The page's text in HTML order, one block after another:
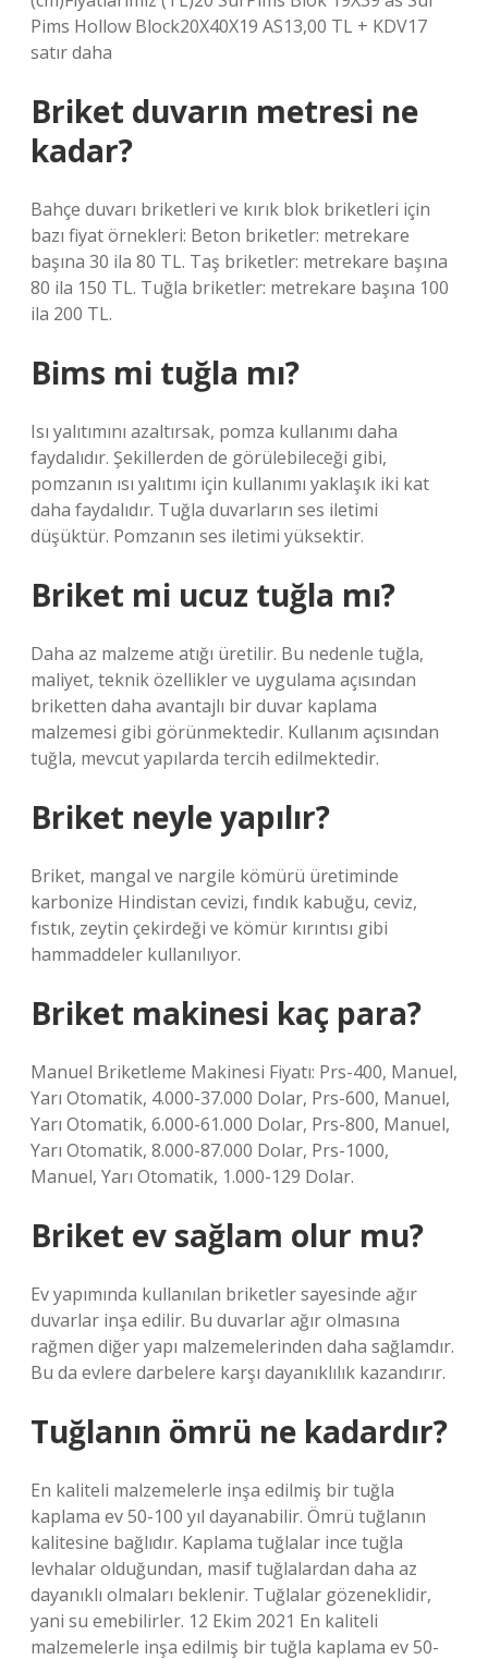
Pims Hollow Block20X40X19 AS13,00 TL + KDV17
satır daha
Briket duvarın metresi ne
kadar?
Bahçe duvarı briketleri ve kırık blok briketleri için
bazı fiyat örnekleri: Beton briketler: metrekare
başına 30 ila 80 TL. Taş briketler: metrekare başına
80 ila 150 TL. Tuğla briketler: metrekare başına 100
ila 200 TL.
Bims mi tuğla mı?
Isı yalıtımını azaltırsak, pomza kullanımı daha
faydalıdır. Şekillerden de görülebileceği gibi,
pomzanın ısı yalıtımı için kullanımı yaklaşık iki kat
daha faydalıdır. Tuğla duvarların ses iletimi
düşüktür. Pomzanın ses iletimi yüksektir.
Briket mi ucuz tuğla mı?
Daha az malzeme atığı üretilir. Bu nedenle tuğla,
maliyet, teknik özellikler ve uygulama açısından
briketten daha avantajlı bir duvar kaplama
malzemesi gibi görünmektedir. Kullanım açısından
tuğla, mevcut yapılarda tercih edilmektedir.
Briket neyle yapılır?
Briket, mangal ve nargile kömürü üretiminde
karbonize Hindistan cevizi, fındık kabuğu, ceviz,
fıstık, zeytin çekirdeği ve kömür kırıntısı gibi
hammaddeler kullanılıyor.
Briket makinesi kaç para?
Manuel Briketleme Makinesi Fiyatı: Prs-400, Manuel,
Yarı Otomatik, 4.000-37.000 Dolar, Prs-600, Manuel,
Yarı Otomatik, 6.000-61.000 Dolar, Prs-800, Manuel,
Yarı Otomatik, 8.000-87.000 Dolar, Prs-1000,
Manuel, Yarı Otomatik, 1.000-129 Dolar.
Briket ev sağlam olur mu?
Ev yapımında kullanılan briketler sayesinde ağır
duvarlar inşa edilir. Bu duvarlar ağır olmasına
rağmen diğer yapı malzemelerinden daha sağlamdır.
Bu da evlere darbelere karşı dayanıklılık kazandırır.
Tuğlanın ömrü ne kadardır?
En kaliteli malzemelerle inşa edilmiş bir tuğla
kaplama ev 50-100 yıl dayanabilir. Ömrü tuğlanın
kalitesine bağlıdır. Kaplama tuğlalar ince tuğla
levhalar olduğundan, masif tuğlalardan daha az
dayanıklı olmaları beklenir. Tuğlalar gözeneklidir,
yani su emebilirler. 12 Ekim 2021 En kaliteli
malzemelerle inşa edilmiş bir tuğla kaplama ev 50-